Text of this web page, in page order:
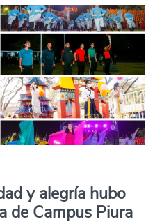
y alegría hubo
de Campus Piura